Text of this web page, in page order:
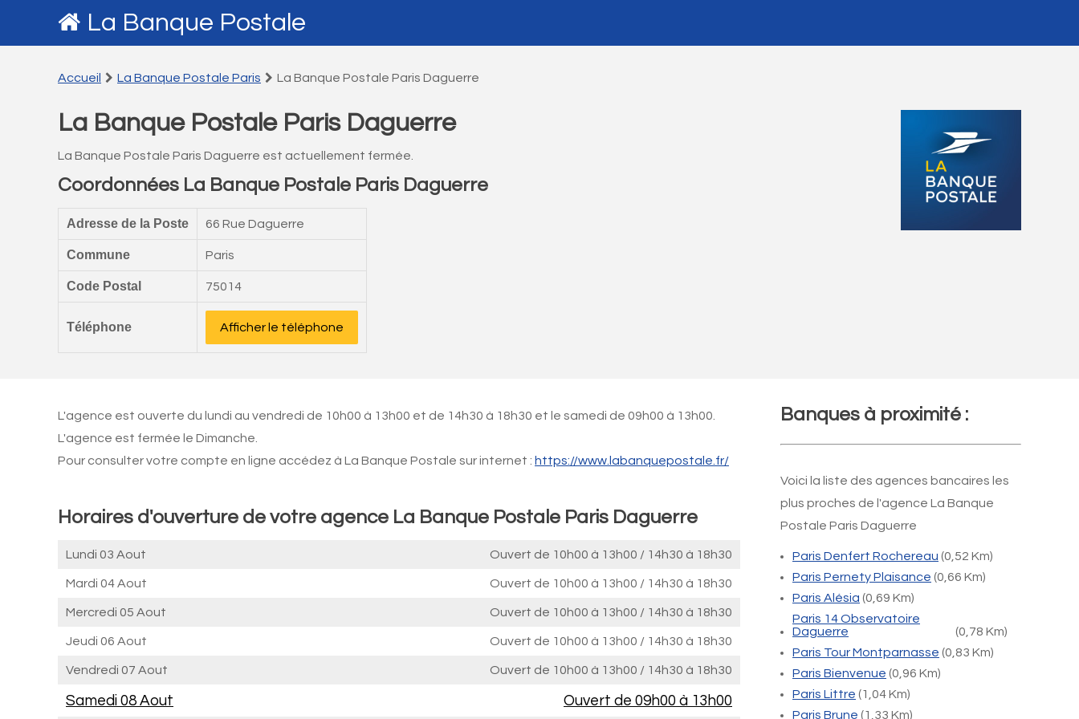
La Banque Postale
Accueil La Banque Postale Paris La Banque Postale Paris Daguerre
La Banque Postale Paris Daguerre
La Banque Postale Paris Daguerre est actuellement fermée.
Coordonnées La Banque Postale Paris Daguerre
Adresse de la Poste 66 Rue Daguerre
Commune Paris
Code Postal 75014
Téléphone Afficher le téléphone
L'agence est ouverte du lundi au vendredi de 10h00 à 13h00 et de 14h30 à 18h30 et le samedi de 09h00 à 13h00.
L'agence est fermée le Dimanche.
Pour consulter votre compte en ligne accédez à La Banque Postale sur internet : https://www.labanquepostale.fr/
Horaires d'ouverture de votre agence La Banque Postale Paris Daguerre
Lundi 03 Aout Ouvert de 10h00 à 13h00 / 14h30 à 18h30
Mardi 04 Aout Ouvert de 10h00 à 13h00 / 14h30 à 18h30
Mercredi 05 Aout Ouvert de 10h00 à 13h00 / 14h30 à 18h30
Jeudi 06 Aout Ouvert de 10h00 à 13h00 / 14h30 à 18h30
Vendredi 07 Aout Ouvert de 10h00 à 13h00 / 14h30 à 18h30
Samedi 08 Aout Ouvert de 09h00 à 13h00
Banques à proximité :
Voici la liste des agences bancaires les
plus proches de l'agence La Banque
Postale Paris Daguerre
Paris Denfert Rochereau (0,52 Km)
Paris Pernety Plaisance (0,66 Km)
Paris Alésia (0,69 Km)
Paris 14 Observatoire
Daguerre
(0,78 Km)
Paris Tour Montparnasse (0,83 Km)
Paris Bienvenue (0,96 Km)
Paris Littre (1,04 Km)
Paris Brune (1,33 Km)